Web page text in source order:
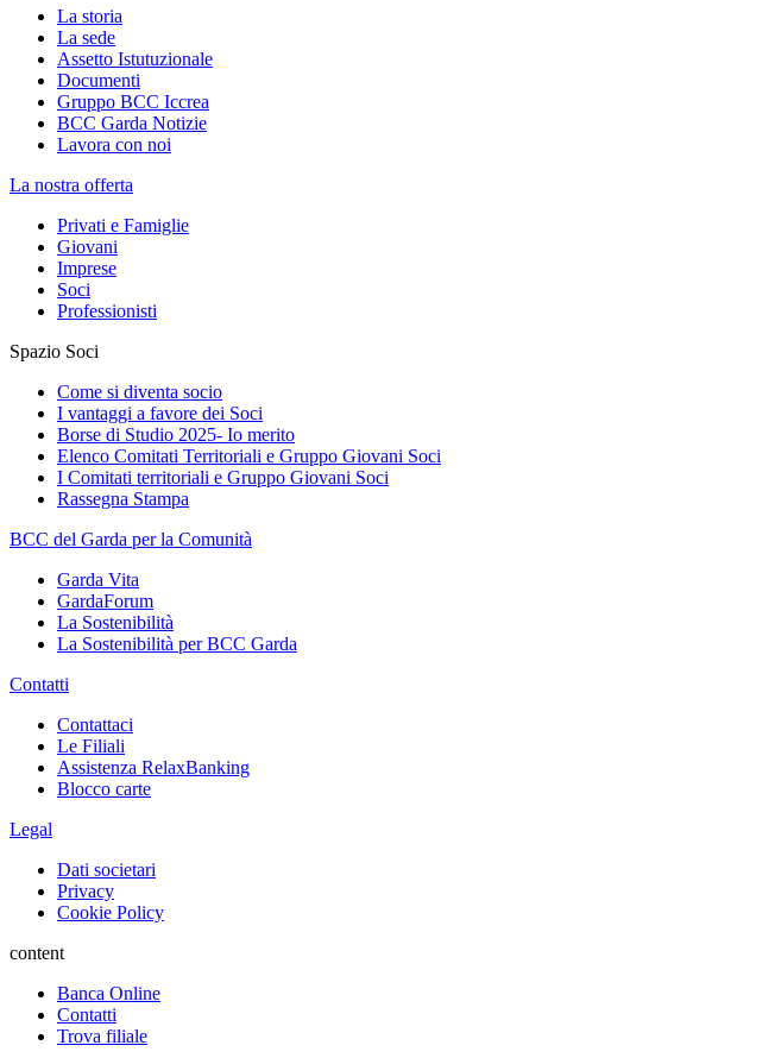
La storia
La sede
Assetto Istutuzionale
Documenti
Gruppo BCC Iccrea
BCC Garda Notizie
Lavora con noi
La nostra offerta
Privati e Famiglie
Giovani
Imprese
Soci
Professionisti
Spazio Soci
Come si diventa socio
I vantaggi a favore dei Soci
Borse di Studio 2025- Io merito
Elenco Comitati Territoriali e Gruppo Giovani Soci
I Comitati territoriali e Gruppo Giovani Soci
Rassegna Stampa
BCC del Garda per la Comunità
Garda Vita
GardaForum
La Sostenibilità
La Sostenibilità per BCC Garda
Contatti
Contattaci
Le Filiali
Assistenza RelaxBanking
Blocco carte
Legal
Dati societari
Privacy
Cookie Policy
content
Banca Online
Contatti
Trova filiale